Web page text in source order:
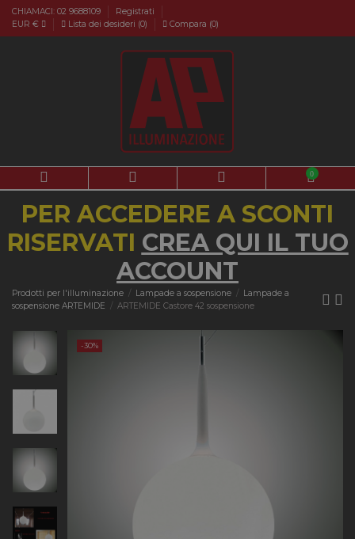
CHIAMACI: 02 9688109
Registrati
EUR €
Lista dei desideri (0) Compara (0)
0
PER ACCEDERE A SCONTI
RISERVATI CREA QUI IL TUO
ACCOUNT
Prodotti per l'illuminazione Lampade a sospensione
Lampade a
sospensione ARTEMIDE
ARTEMIDE Castore 42 sospensione
-30%